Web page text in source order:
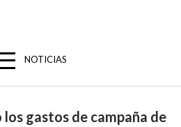
NOTICIAS
gastos de campaña de